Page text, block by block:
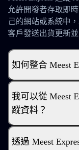
允許開發者存取即
己的網站或系統中
客戶發送出貨更新
如何整合 Meest
我可以從 Meest
蹤資料？
透過 Meest